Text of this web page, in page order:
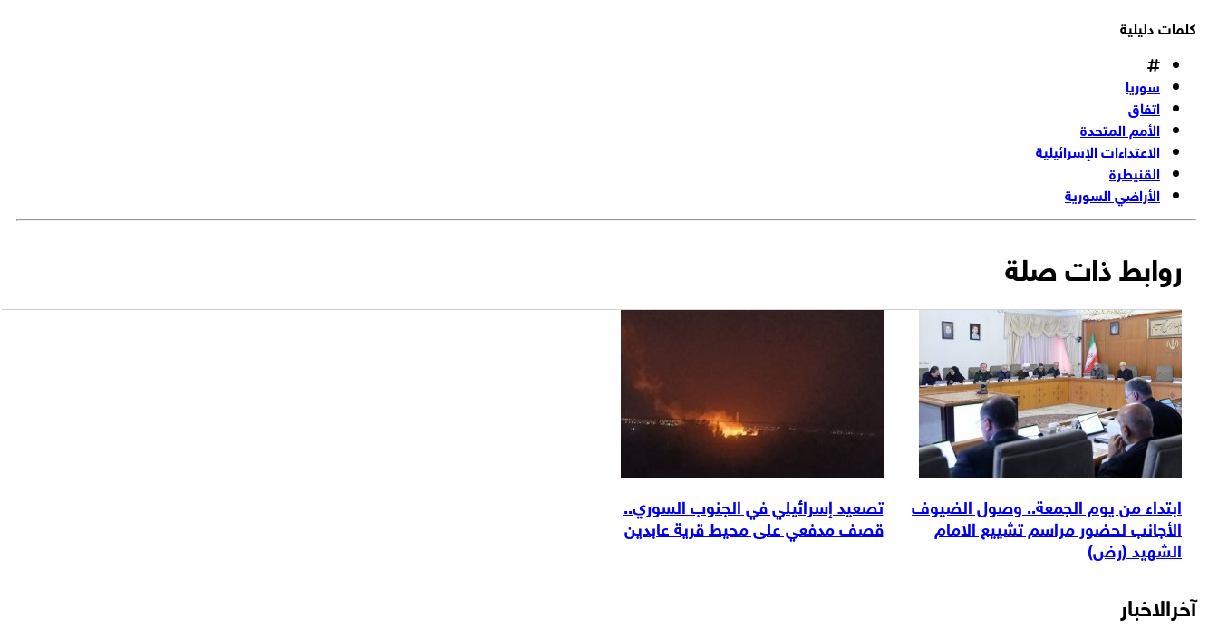
كلمات دليلية
سوريا
اتفاق
الأمم المتحدة
الاعتداءات الإسرائيلية
القنيطرة
الأراضي السورية
روابط ذات صلة
ابتداء من يوم الجمعة.. وصول الضيوف
الأجانب لحضور مراسم تشييع الامام
الشهيد (رض)
تصعيد إسرائيلي في الجنوب السوري..
قصف مدفعي على محيط قرية عابدين
آخرالاخبار